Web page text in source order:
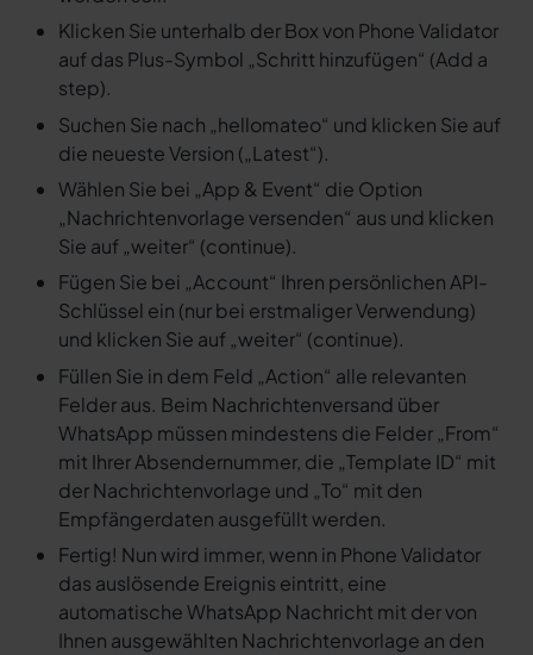
Klicken Sie unterhalb der Box von Phone Validator
auf das Plus-Symbol „Schritt hinzufügen“ (Add a
step).
Suchen Sie nach „hellomateo“ und klicken Sie auf
die neueste Version („Latest“).
Wählen Sie bei „App & Event“ die Option
„Nachrichtenvorlage versenden“ aus und klicken
Sie auf „weiter“ (continue).
Fügen Sie bei „Account“ Ihren persönlichen API-
Schlüssel ein (nur bei erstmaliger Verwendung)
und klicken Sie auf „weiter“ (continue).
Füllen Sie in dem Feld „Action“ alle relevanten
Felder aus. Beim Nachrichtenversand über
WhatsApp müssen mindestens die Felder „From“
mit Ihrer Absendernummer, die „Template ID“ mit
der Nachrichtenvorlage und „To“ mit den
Empfängerdaten ausgefüllt werden.
Fertig! Nun wird immer, wenn in Phone Validator
das auslösende Ereignis eintritt, eine
automatische WhatsApp Nachricht mit der von
Ihnen ausgewählten Nachrichtenvorlage an den